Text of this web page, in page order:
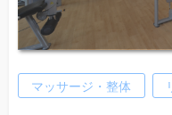
マッサージ・整体